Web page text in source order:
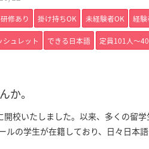
研修あり 掛け持ちOK 未経験者OK 経験
シュレット できる日本語 定員101人〜
か。
校いたしました。以来、多くの留
の学生が在籍しており、日々日本